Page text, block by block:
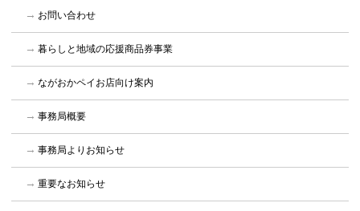
お問い合わせ
暮らしと地域の応援商品券事業
ながおかペイお店向け案内
事務局概要
事務局よりお知らせ
重要なお知らせ